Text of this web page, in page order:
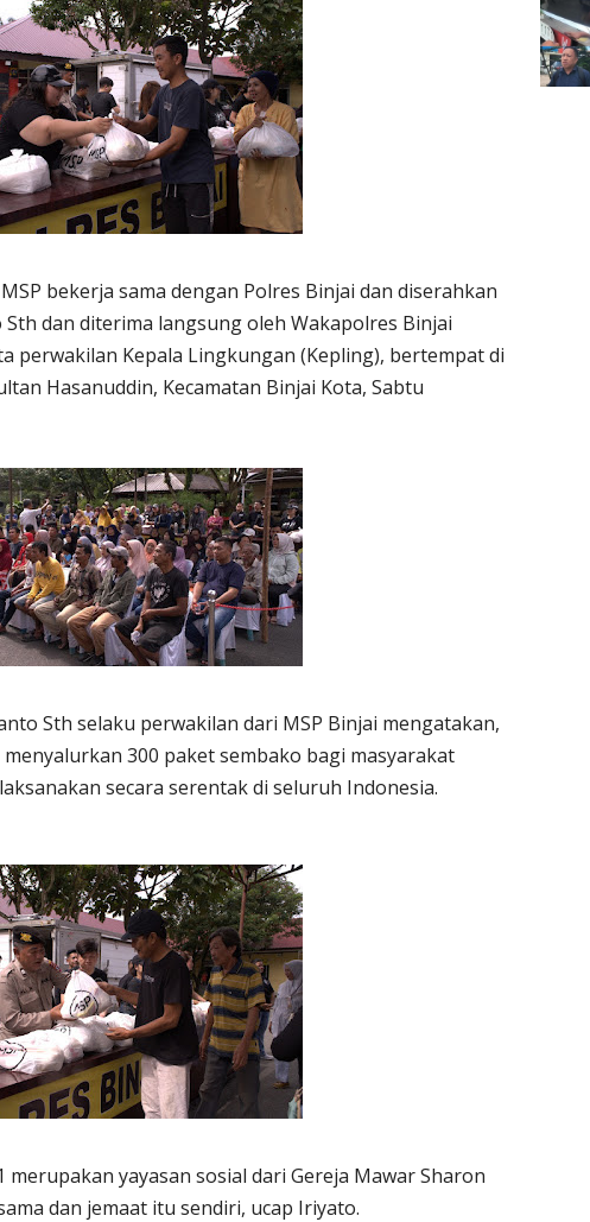
bekerja sama dengan Polres Binjai dan diserahkan
dan diterima langsung oleh Wakapolres Binjai
perwakilan Kepala Lingkungan (Kepling), bertempat di
Hasanuddin, Kecamatan Binjai Kota, Sabtu
Sth selaku perwakilan dari MSP Binjai mengatakan,
300 paket sembako bagi masyarakat
secara serentak di seluruh Indonesia.
merupakan yayasan sosial dari Gereja Mawar Sharon
dan jemaat itu sendiri, ucap Iriyato.